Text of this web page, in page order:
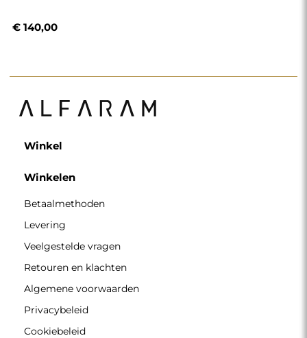
€ 140,00
Winkel
Winkelen
Betaalmethoden
Levering
Veelgestelde vragen
Retouren en klachten
Algemene voorwaarden
Privacybeleid
Cookiebeleid